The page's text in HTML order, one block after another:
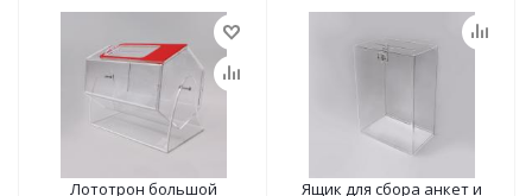
Лототрон большой
Ящик для сбора анкет и